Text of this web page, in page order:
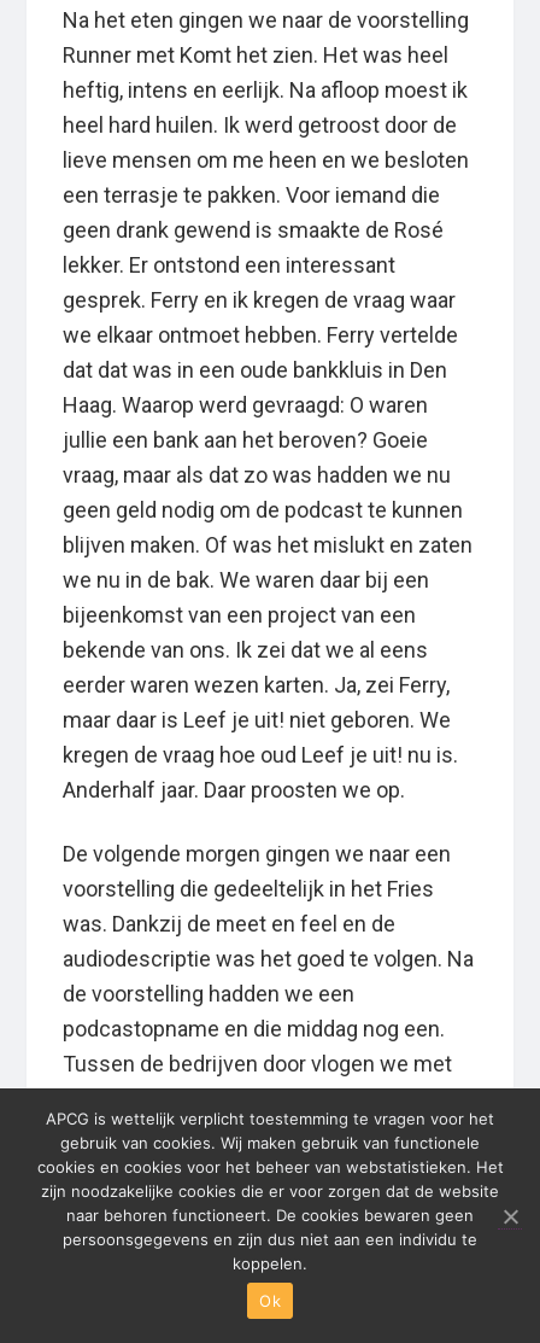
Na het eten gingen we naar de voorstelling
Runner met Komt het zien. Het was heel
heftig, intens en eerlijk. Na afloop moest ik
heel hard huilen. Ik werd getroost door de
lieve mensen om me heen en we besloten
een terrasje te pakken. Voor iemand die
geen drank gewend is smaakte de Rosé
lekker. Er ontstond een interessant
gesprek. Ferry en ik kregen de vraag waar
we elkaar ontmoet hebben. Ferry vertelde
dat dat was in een oude bankkluis in Den
Haag. Waarop werd gevraagd: O waren
jullie een bank aan het beroven? Goeie
vraag, maar als dat zo was hadden we nu
geen geld nodig om de podcast te kunnen
blijven maken. Of was het mislukt en zaten
we nu in de bak. We waren daar bij een
bijeenkomst van een project van een
bekende van ons. Ik zei dat we al eens
eerder waren wezen karten. Ja, zei Ferry,
maar daar is Leef je uit! niet geboren. We
kregen de vraag hoe oud Leef je uit! nu is.
Anderhalf jaar. Daar proosten we op.
De volgende morgen gingen we naar een
voorstelling die gedeeltelijk in het Fries
was. Dankzij de meet en feel en de
audiodescriptie was het goed te volgen. Na
de voorstelling hadden we een
podcastopname en die middag nog een.
Tussen de bedrijven door vlogen we met
keer als we langs de plek reden waar
Opium werd opgenomen riep ik dat ik daar
zo graag nog een keer naartoe wilde. In de
avond belandden we op een terrasje met
live muziek. Ze zongen lekkere
APCG is wettelijk verplicht toestemming te vragen voor het
gebruik van cookies. Wij maken gebruik van functionele
cookies en cookies voor het beheer van webstatistieken. Het
zijn noodzakelijke cookies die er voor zorgen dat de website
naar behoren functioneert. De cookies bewaren geen
persoonsgegevens en zijn dus niet aan een individu te
koppelen.
Ok